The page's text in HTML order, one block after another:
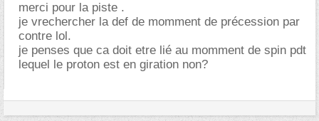
merci pour la piste .
je vrechercher la def de momment de précession par
contre lol.
je penses que ca doit etre lié au momment de spin pdt
lequel le proton est en giration non?